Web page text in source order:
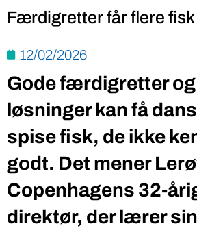
Færdigretter får flere fisk
12/02/2026
Gode færdigretter
løsninger kan få
spise fisk, de ikke
godt. Det mener
Copenhagens 32-
direktør, der lærer